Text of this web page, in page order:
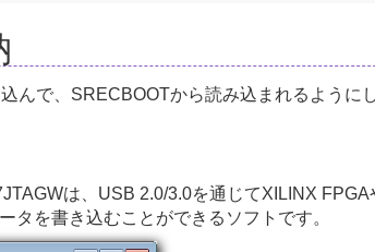
んで、SRECBOOTから読み込まれるようにし
は、USB 2.0/3.0を通じてXILINX
タを書き込むことができるソフトです。